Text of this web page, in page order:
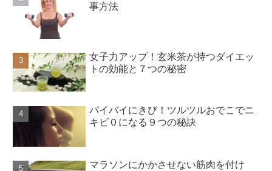
事方法
女子力アップ！玄米茶が持つダイエッ
トの効能と７つの秘密
バイバイにきび！ツルツルおでこでニ
キビ０になる９つの秘訣
マラソンにかかさせない筋肉を付け